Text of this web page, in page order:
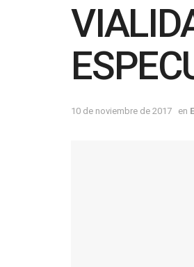
10 de noviembre de 2017 en